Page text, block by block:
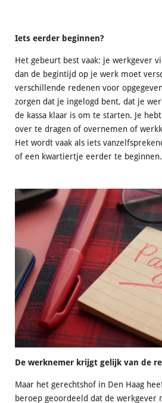
Iets eerder beginnen?
Het gebeurt best vaak: je werkgever
dan de begintijd op je werk moet
verschillende redenen voor
zorgen dat je ingelogd bent, dat je
de kassa klaar is om te starten. Je
over te dragen of overnemen of
Het wordt vaak als iets
of een kwartiertje eerder te beginnen.
De werknemer krijgt gelijk van de
Maar het gerechtshof in Den Haag
beroep geoordeeld dat de werkgever